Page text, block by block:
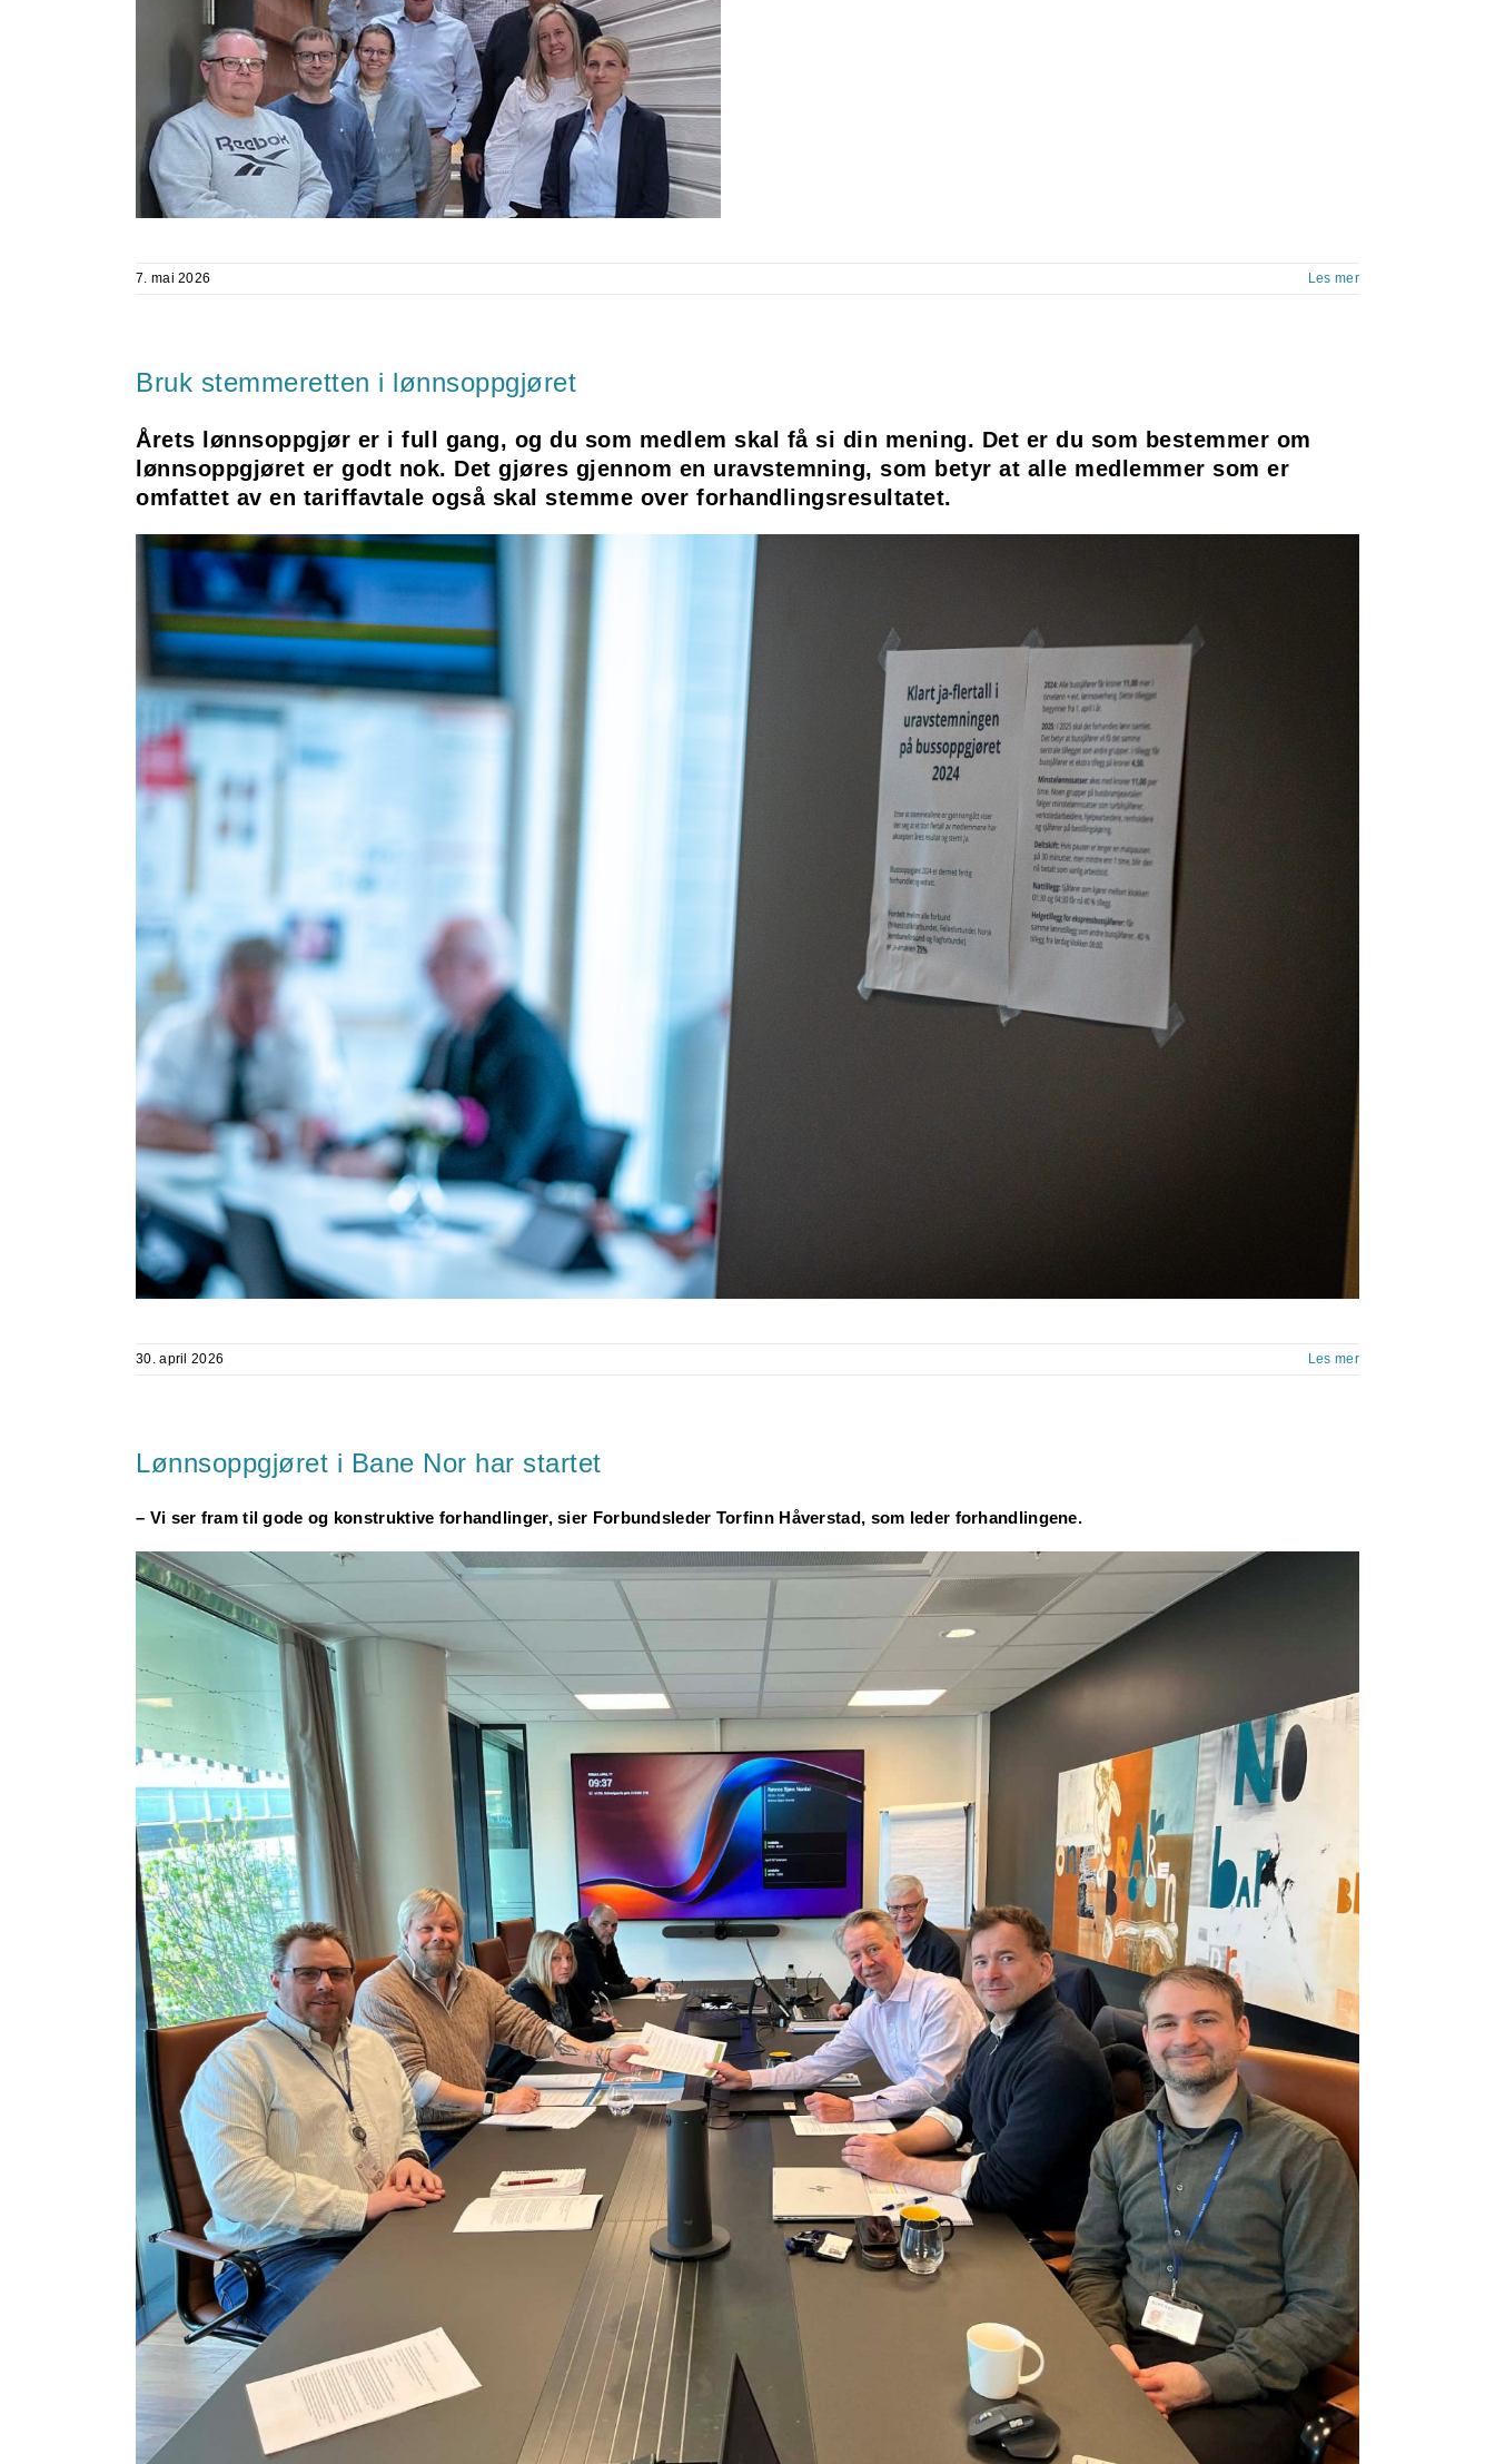
7. mai 2026 Les mer
Bruk stemmeretten i lønnsoppgjøret
Årets lønnsoppgjør er i full gang, og du som medlem skal få si din mening. Det er du som bestemmer om
lønnsoppgjøret er godt nok. Det gjøres gjennom en uravstemning, som betyr at alle medlemmer som er
omfattet av en tariffavtale også skal stemme over forhandlingsresultatet.
30. april 2026 Les mer
Lønnsoppgjøret i Bane Nor har startet
– Vi ser fram til gode og konstruktive forhandlinger, sier Forbundsleder Torfinn Håverstad, som leder forhandlingene.